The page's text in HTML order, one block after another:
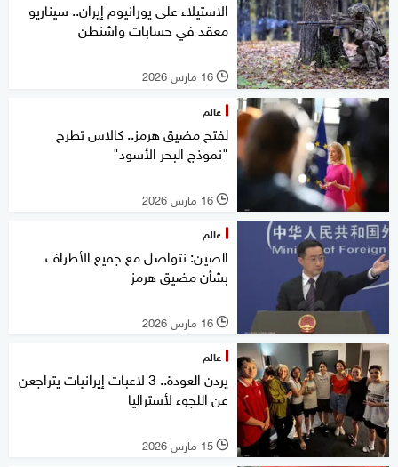
الاستيلاء على يورانيوم إيران.. سيناريو
معقد في حسابات واشنطن
l 16 مارس 2026
عالم
لفتح مضيق هرمز.. كالاس تطرح
"نموذج البحر الأسود"
l 16 مارس 2026
عالم
الصين: نتواصل مع جميع الأطراف
بشأن مضيق هرمز
l 16 مارس 2026
عالم
يردن العودة.. 3 لاعبات إيرانيات يتراجعن
عن اللجوء لأستراليا
l 15 مارس 2026